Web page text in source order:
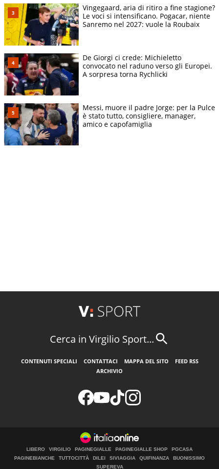
Vingegaard, aria di ritiro a fine stagione?
Le voci si intensificano. Pogacar, niente
Sanremo nel 2027: vuole la Roubaix
De Giorgi ci crede: Michieletto
convocato nel raduno verso gli Europei.
A sorpresa torna Rychlicki
Messi, muore il padre Jorge: per la Pulce
è stato tutto, consigliere, manager,
amico e capofamiglia
Cerca in Virgilio Sport...
CONTENUTI SPECIALI CONTATTACI MAPPA DEL SITO
FEED RSS
ARCHIVIO
LIBERO VIRGILIO PAGINEGIALLE PAGINEGIALLE SHOP
PGCASA
PAGINEBIANCHE
TUTTOCITTÀ DILEI SIVIAGGIA QUIFINANZA
BUONISSIMO
SUPEREVA